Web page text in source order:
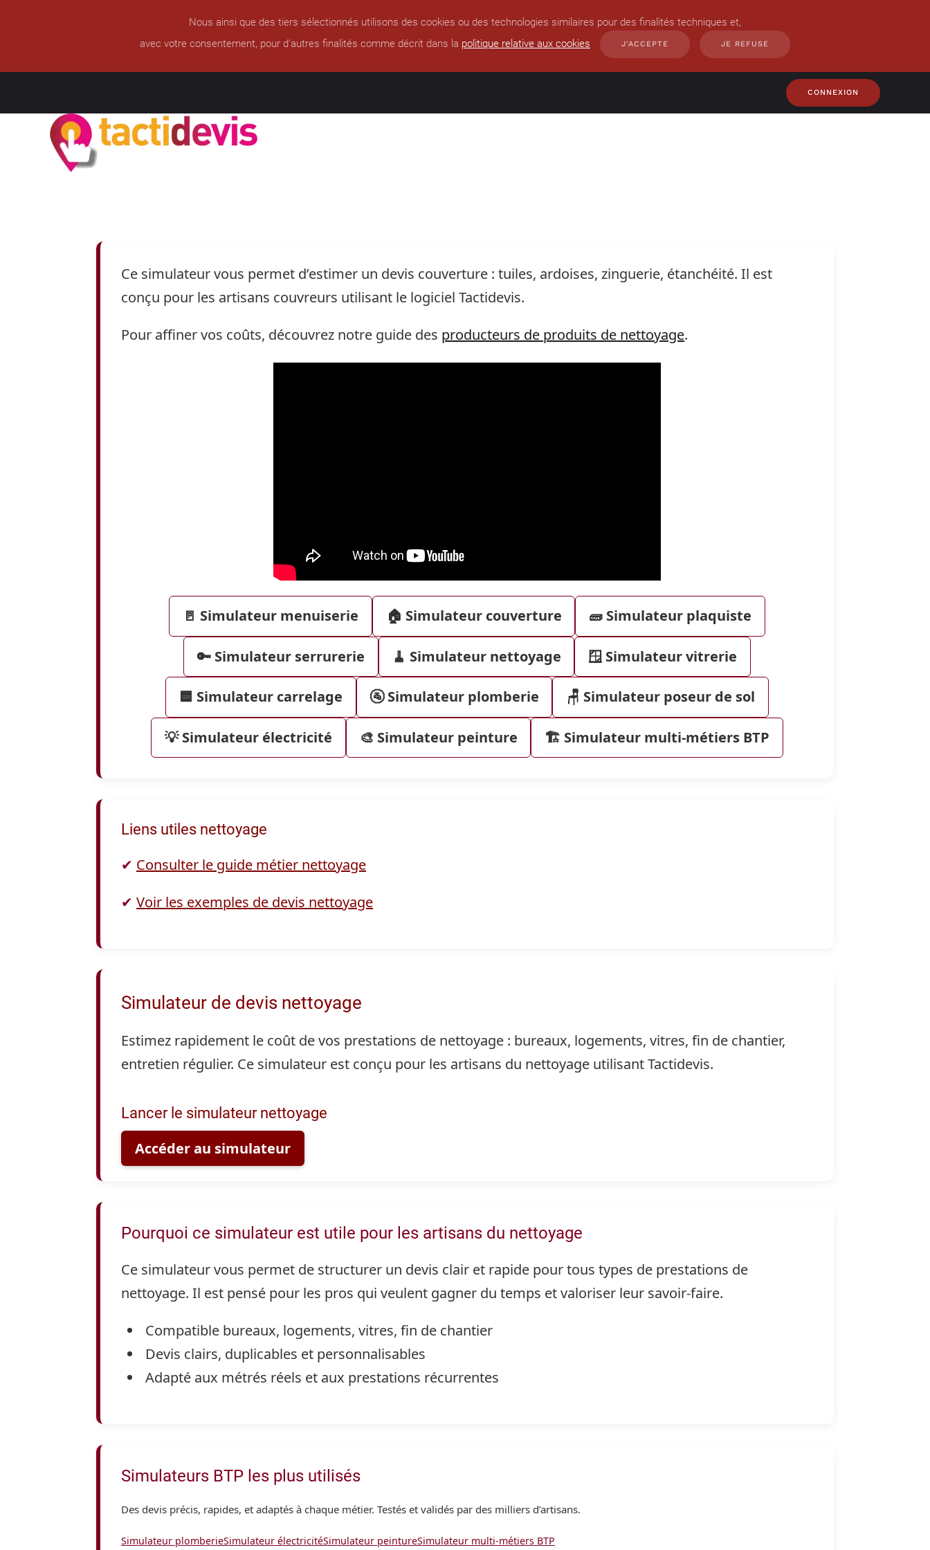
Nous ainsi que des tiers sélectionnés utilisons des cookies ou des technologies similaires pour des finalités techniques et,
avec votre consentement, pour d'autres finalités comme décrit dans la politique relative aux cookies J'ACCEPTE JE REFUSE
CONNEXION
Ce simulateur vous permet d’estimer un devis couverture : tuiles, ardoises, zinguerie, étanchéité. Il est
conçu pour les artisans couvreurs utilisant le logiciel Tactidevis.
Pour affiner vos coûts, découvrez notre guide des producteurs de produits de nettoyage.
🚪 Simulateur menuiserie 🏠 Simulateur couverture 🧱 Simulateur plaquiste
🔑 Simulateur serrurerie 🧹 Simulateur nettoyage 🪟 Simulateur vitrerie
🟦 Simulateur carrelage 🚰 Simulateur plomberie 🪑 Simulateur poseur de sol
💡 Simulateur électricité 🎨 Simulateur peinture 🏗️ Simulateur multi-métiers BTP
Liens utiles nettoyage
✔ Consulter le guide métier nettoyage
✔ Voir les exemples de devis nettoyage
Simulateur de devis nettoyage
Estimez rapidement le coût de vos prestations de nettoyage : bureaux, logements, vitres, fin de chantier,
entretien régulier. Ce simulateur est conçu pour les artisans du nettoyage utilisant Tactidevis.
Lancer le simulateur nettoyage
Accéder au simulateur
Pourquoi ce simulateur est utile pour les artisans du nettoyage
Ce simulateur vous permet de structurer un devis clair et rapide pour tous types de prestations de
nettoyage. Il est pensé pour les pros qui veulent gagner du temps et valoriser leur savoir-faire.
Compatible bureaux, logements, vitres, fin de chantier
Devis clairs, duplicables et personnalisables
Adapté aux métrés réels et aux prestations récurrentes
Simulateurs BTP les plus utilisés
Des devis précis, rapides, et adaptés à chaque métier. Testés et validés par des milliers d’artisans.
Simulateur plomberieSimulateur électricitéSimulateur peintureSimulateur multi-métiers BTP